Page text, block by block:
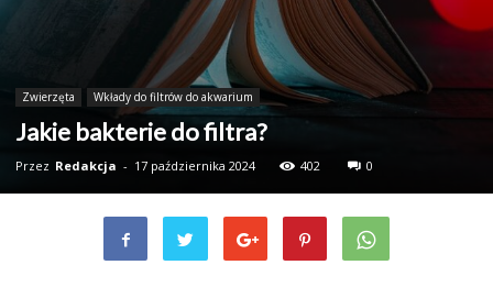
Zwierzęta Wkłady do filtrów do akwarium
Jakie bakterie do filtra?
Przez Redakcja - 17 października 2024 402 0